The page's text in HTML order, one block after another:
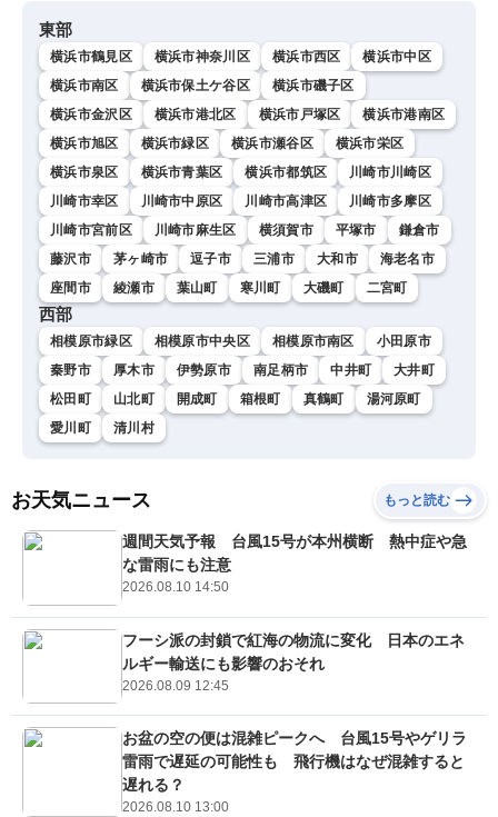
北美月／宇野沢達也〉
東部
横浜市鶴見区 横浜市神奈川区 横浜市西区
横浜市中区
横浜市南区
横浜市保土ケ谷区
横浜市磯子区
横浜市金沢区
横浜市港北区 横浜市戸塚区
横浜市港南区
横浜市旭区
横浜市緑区 横浜市瀬谷区
横浜市栄区
横浜市泉区
横浜市青葉区 横浜市都筑区
川崎市川崎区
川崎市幸区
川崎市中原区 川崎市高津区
川崎市多摩区
川崎市宮前区
川崎市麻生区 横須賀市 平塚市
鎌倉市
藤沢市
茅ヶ崎市 逗子市 三浦市 大和市
海老名市
座間市
綾瀬市 葉山町 寒川町 大磯町 二宮町
西部
相模原市緑区 相模原市中央区 相模原市南区
小田原市
秦野市
厚木市 伊勢原市 南足柄市 中井町
大井町
松田町
山北町 開成町 箱根町 真鶴町
湯河原町
愛川町
清川村
お天気ニュース もっと読む
週間天気予報 台風15号が本州横断 熱中症や急
な雷雨にも注意
2026.08.10 14:50
フーシ派の封鎖で紅海の物流に変化 日本のエネ
ルギー輸送にも影響のおそれ
2026.08.09 12:45
お盆の空の便は混雑ピークへ 台風15号やゲリラ
雷雨で遅延の可能性も 飛行機はなぜ混雑すると
遅れる？
2026.08.10 13:00